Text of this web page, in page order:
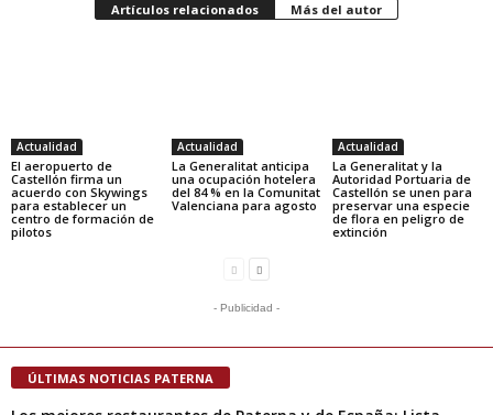
Artículos relacionados Más del autor
Actualidad
El aeropuerto de
Castellón firma un
acuerdo con Skywings
para establecer un
centro de formación de
pilotos
Actualidad
La Generalitat anticipa
una ocupación hotelera
del 84 % en la Comunitat
Valenciana para agosto
Actualidad
La Generalitat y la
Autoridad Portuaria de
Castellón se unen para
preservar una especie
de flora en peligro de
extinción
- Publicidad -
ÚLTIMAS NOTICIAS PATERNA